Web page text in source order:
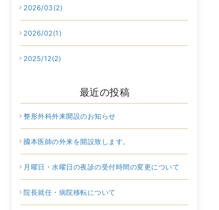
2026/03(2)
2026/02(1)
2025/12(2)
最近の投稿
整形外科外来開設のお知らせ
國本医師の外来を開設致します。
月曜日・水曜日の夜診の受付時間の変更について
院長就任・病院移転について